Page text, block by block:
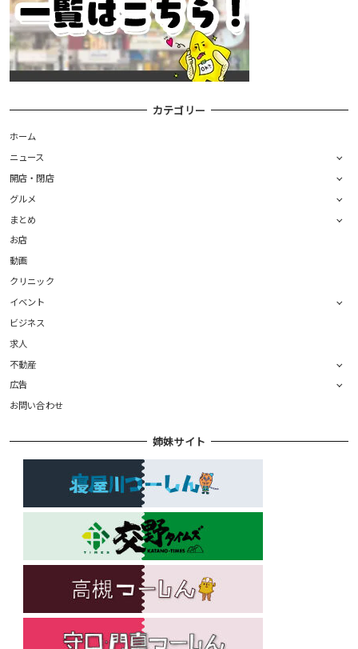
カテゴリー
ホーム
ニュース
開店・閉店
グルメ
まとめ
お店
動画
クリニック
イベント
ビジネス
求人
不動産
広告
お問い合わせ
姉妹サイト